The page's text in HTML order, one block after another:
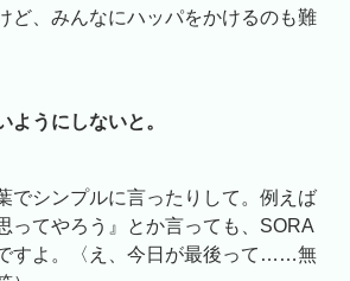
ど、みんなにハッパをかけるのも難
ようにしないと。
でシンプルに言ったりして。例えば
ってやろう』とか言っても、SORA
すよ。〈え、今日が最後って……無